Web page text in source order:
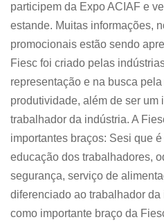
participem da Expo ACIAF e
estande. Muitas informações,
promocionais estão sendo
Fiesc foi criado pelas
representação e na busca
produtividade, além de ser um
trabalhador da indústria. A
importantes braços: Sesi que
educação dos trabalhadores,
segurança, serviço de
diferenciado ao trabalhador da
como importante braço da